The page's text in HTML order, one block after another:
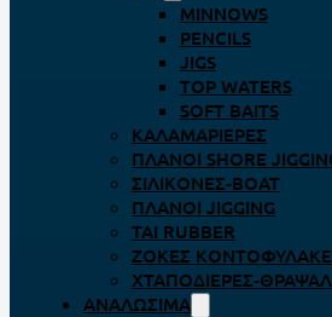
MINNOWS
PENCILS
JIGS
TOP WATERS
SOFT BAITS
ΚΑΛΑΜΑΡΙΈΡΕΣ
ΠΛΆΝΟΙ SHORE
ΣΙΛΙΚΌΝΕΣ-BOAT
ΠΛΆΝΟΙ JIGGING
TAI RUBBER
ΖΌΚΕΣ
ΧΤΑΠΟΔΙΈΡΕΣ-
ΑΝΑΛΏΣΙΜΑ